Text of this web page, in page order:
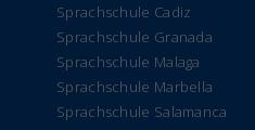
Sprachschule Cadiz
Sprachschule Granada
Sprachschule Malaga
Sprachschule Marbella
Sprachschule Salamanca